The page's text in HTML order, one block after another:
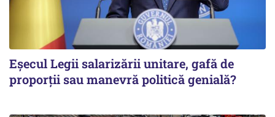
Eșecul Legii salarizării unitare, gafă de
proporții sau manevră politică genială?